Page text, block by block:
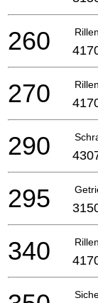
260
270
290
295
340